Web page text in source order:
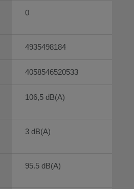
0
4935498184
4058546520533
106,5 dB(A)
3 dB(A)
95.5 dB(A)